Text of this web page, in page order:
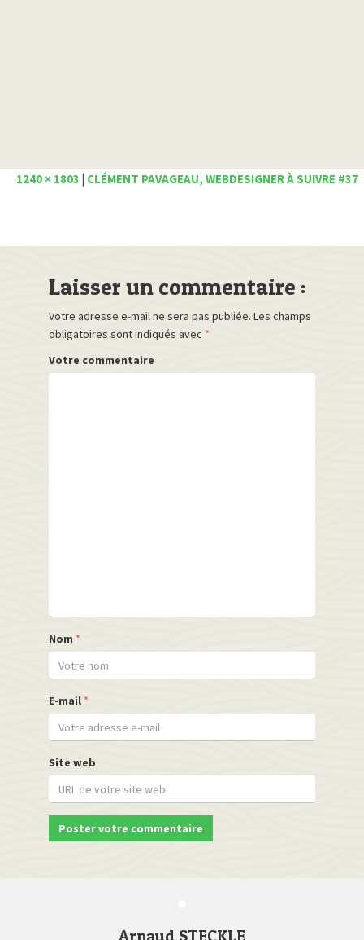
1240 × 1803 CLÉMENT PAVAGEAU, WEBDESIGNER À SUIVRE #37
Laisser un commentaire :
Votre adresse e-mail ne sera pas publiée. Les champs
obligatoires sont indiqués avec *
Votre commentaire
Nom *
E-mail *
Site web